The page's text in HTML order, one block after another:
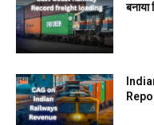
बनाया